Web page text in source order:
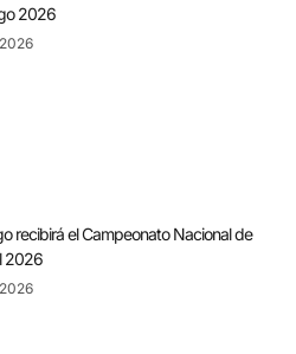
2026
recibirá el Campeonato Nacional de
2026